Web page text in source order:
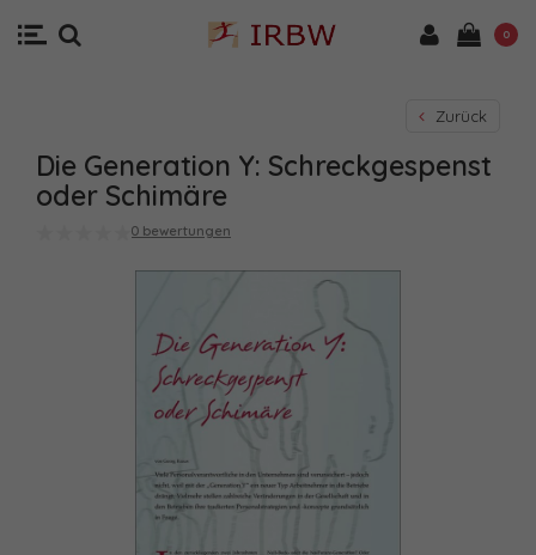
0
Zurück
Die Generation Y: Schreckgespenst
oder Schimäre
0 bewertungen